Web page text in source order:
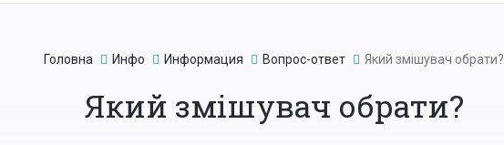
Головна Инфо Информация Вопрос-ответ Який змішувач обрати?
Який змішувач обрати?